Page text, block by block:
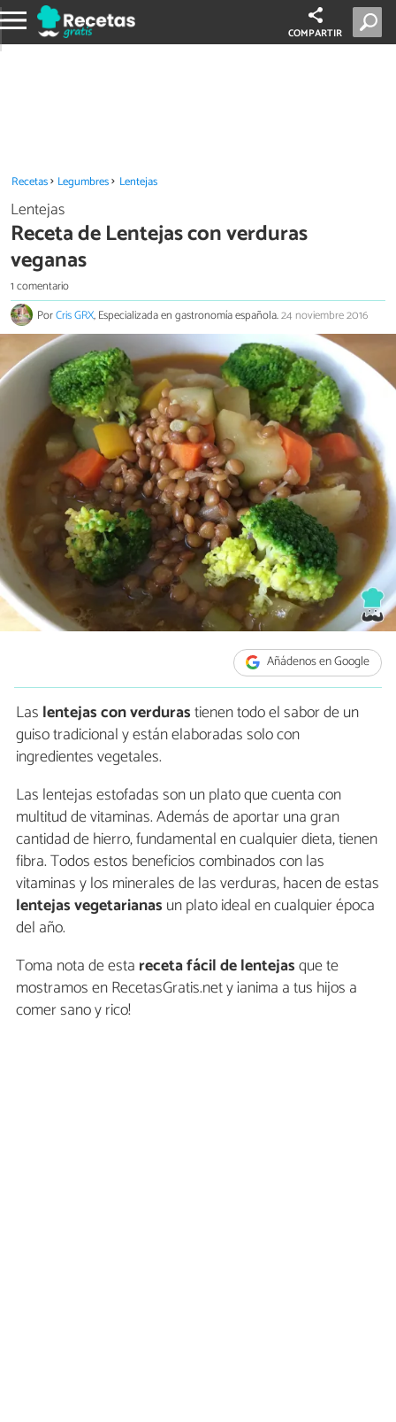
COMPARTIR
Recetas Legumbres Lentejas
Lentejas
Receta de Lentejas con verduras
veganas
1 comentario
PorCris GRX, Especializada en gastronomía española.24 noviembre 2016
Añádenos en Google
Las lentejas con verdurastienen todo el sabor de un
guiso tradicional y están elaboradas solo con
ingredientes vegetales.
Las lentejas estofadas son un plato que cuenta con
multitud de vitaminas. Además de aportar una gran
cantidad de hierro, fundamental en cualquier dieta, tienen
fibra. Todos estos beneficios combinados con las
vitaminas y los minerales de las verduras, hacen de estas
lentejas vegetarianas un plato ideal en cualquier época
del año.
Toma nota de esta receta fácil de lentejasque te
mostramos en RecetasGratis.net y ¡anima a tus hijos a
comer sano y rico!